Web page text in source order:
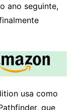
ano seguinte,
usa como
que